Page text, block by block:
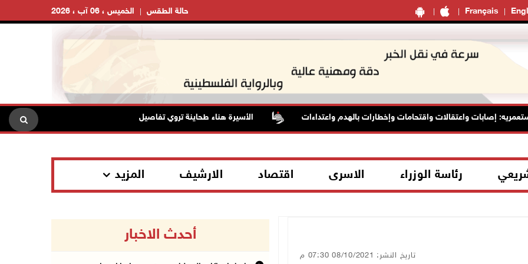
Français الخميس ، 06 آب ، 2026 حالة الطقس
إصابات واعتقالات واقتحامات وإخطارات بالهدم واعتداءات الأسيرة هناء طحاينة تروي تفاصيل اعتقالها: حُرمت من وداع أطفالها وتعرضت
رئاسة الوزراء الاسرى اقتصاد الارشيف المزيد
تاريخ النشر: 08/10/2021 07:30 م
أحدث الاخبار